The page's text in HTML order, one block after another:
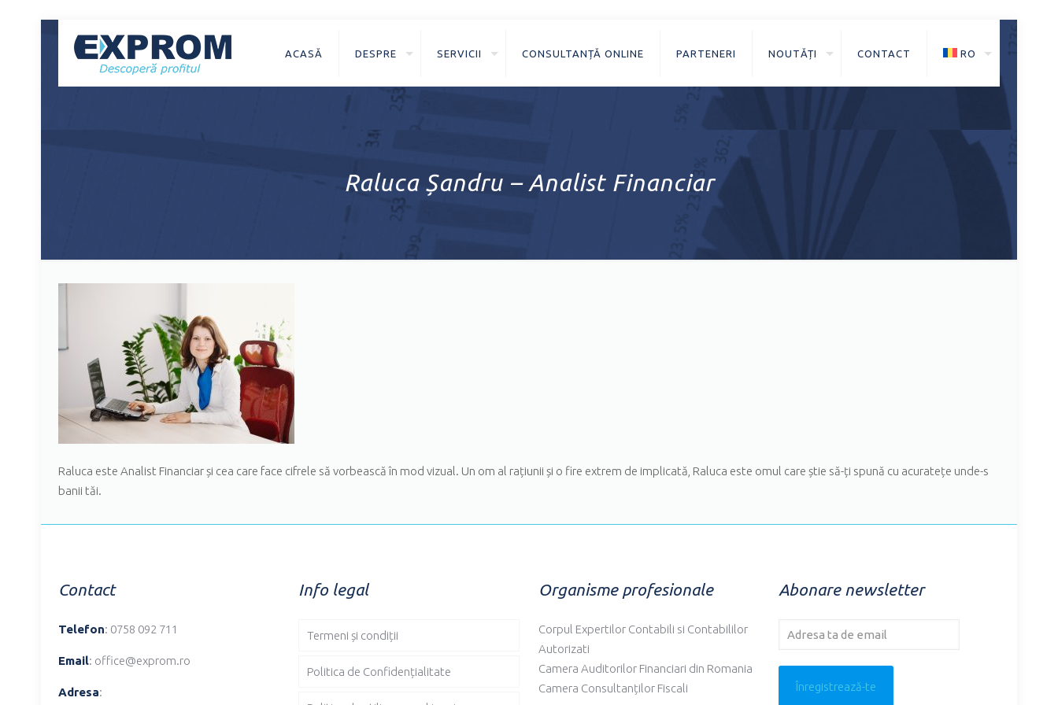
ACASĂ DESPRE SERVICII CONSULTANȚĂ ONLINE PARTENERI NOUTĂȚI CONTACT RO
Raluca Șandru – Analist Financiar
Raluca este Analist Financiar și cea care face cifrele să vorbească în mod vizual. Un om al rațiunii și o fire extrem de implicată, Raluca este omul care știe să-ți spună cu acuratețe unde-s
banii tăi.
Contact
Telefon: 0758 092 711
Email: office@exprom.ro
Adresa:
Info legal
Termeni și condiții
Politica de Confidențialitate
Organisme profesionale
Corpul Expertilor Contabili si Contabililor
Autorizati
Camera Auditorilor Financiari din Romania
Camera Consultanților Fiscali
Abonare newsletter